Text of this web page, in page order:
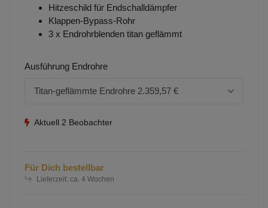
Hitzeschild für Endschalldämpfer
Klappen-Bypass-Rohr
3 x Endrohrblenden titan geflämmt
Ausführung Endrohre
Titan-geflämmte Endrohre 2.359,57 €
Aktuell 2 Beobachter
Für Dich bestellbar
Lieferzeit: ca. 4 Wochen